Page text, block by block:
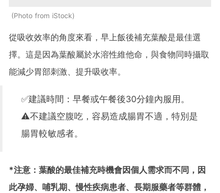
Photo from iStock
從吸收效率的角度來看，早上飯後補充葉酸是最佳選
擇。這是因為葉酸屬於水溶性維他命，與食物同時攝取
能減少胃部刺激、提升吸收率。
✅建議時間：早餐或午餐後30分鐘內服用。
⚠️不建議空腹吃，容易造成腸胃不適，特別是
腸胃較敏感者。
*注意：葉酸的最佳補充時機會因個人需求而不同，因
此孕婦、哺乳期、慢性疾病患者、長期服藥者等群體，